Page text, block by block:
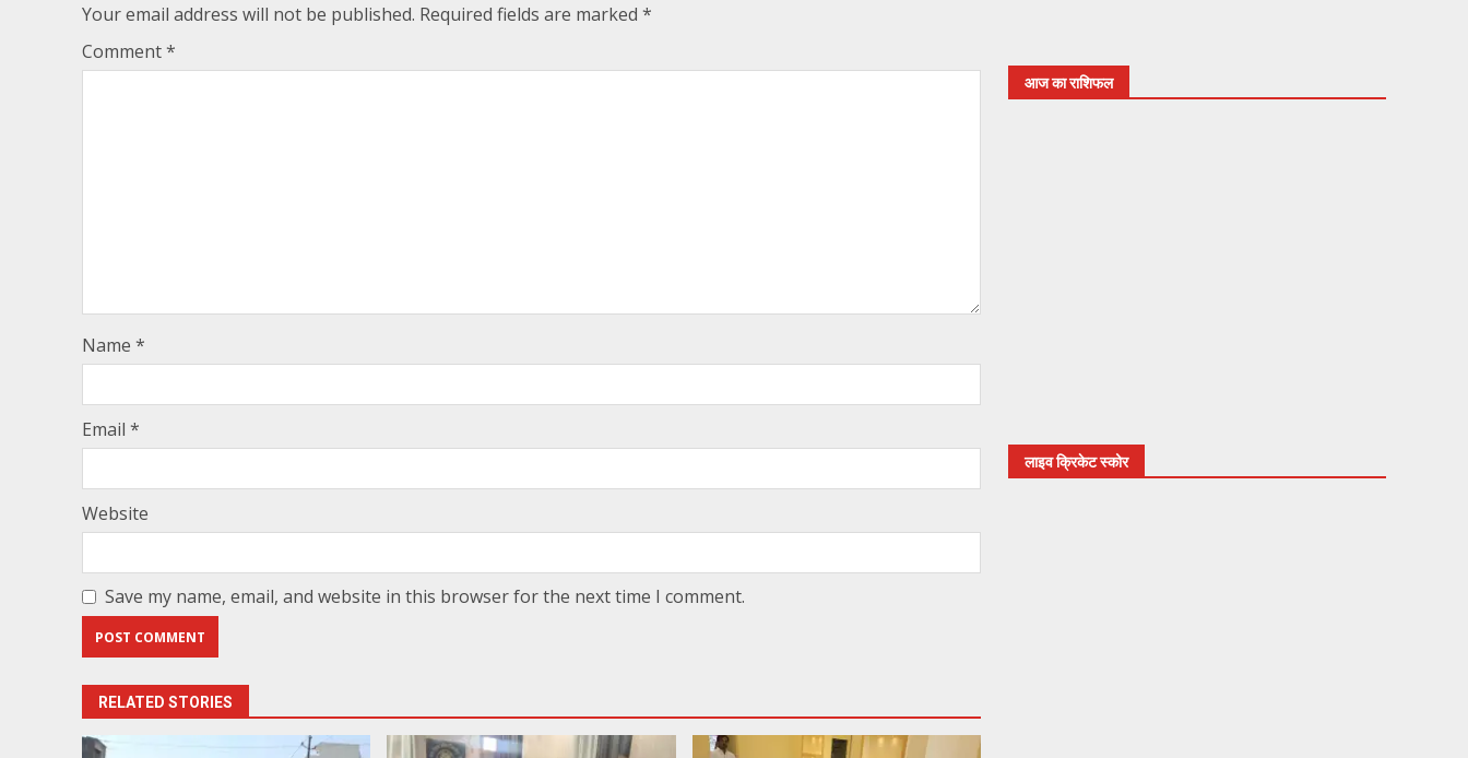
Your email address will not be published. Required fields are marked *
Comment*
Name *
Email *
Website
Save my name, email, and website in this browser for the next time I comment.
RELATED STORIES
आज का राशिफल
लाइव क्रिकेट स्कोर